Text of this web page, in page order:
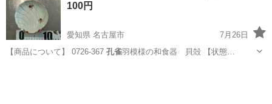
100円
愛知県 名古屋市
7月26日
【商品について】 0726-367 孔雀 羽模様の和食器 貝殻 【状態…